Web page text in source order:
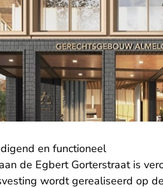
en functioneel
de Egbert Gorterstraat is
wordt gerealiseerd op